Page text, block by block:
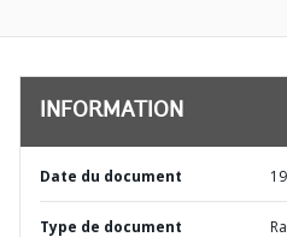
INFORMATION
Date du document
Type de document